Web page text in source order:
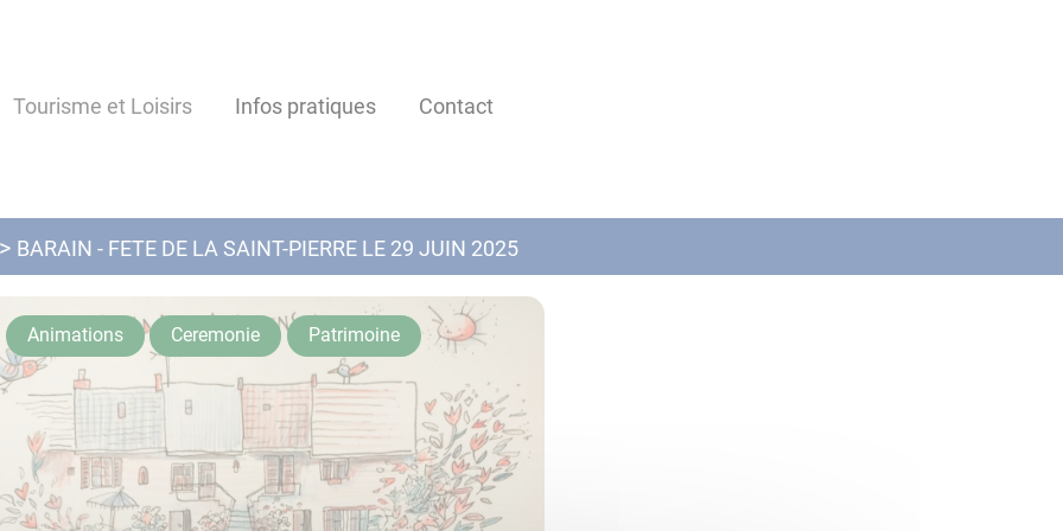
Tourisme et Loisirs Infos pratiques Contact
BARAIN - FETE DE LA SAINT-PIERRE LE 29 JUIN 2025
Animations Ceremonie Patrimoine